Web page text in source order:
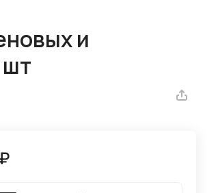
и